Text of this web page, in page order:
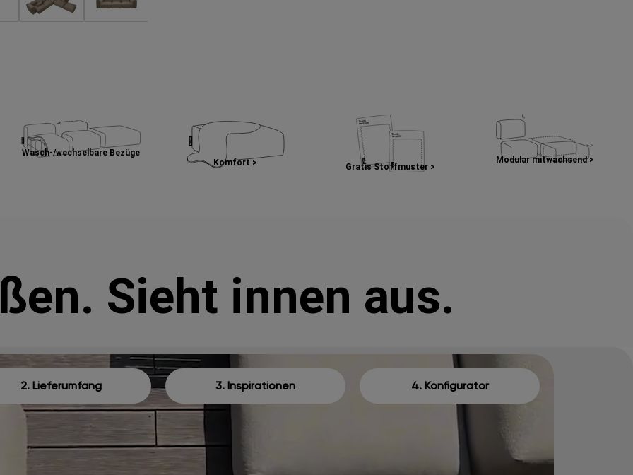
Wasch-/wechselbare Bezüge
Komfort >
Gratis Stoffmuster >
Modular mitwachsend >
Sieht innen aus.
2. Lieferumfang 3. Inspirationen 4. Konfigurator